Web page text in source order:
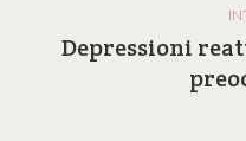
Depressioni